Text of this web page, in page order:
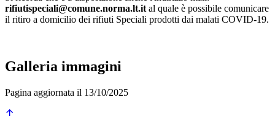
rifiutispeciali@comune.norma.lt.it al quale è possibile comunicare
il ritiro a domicilio dei rifiuti Speciali prodotti dai malati COVID-19.
Galleria immagini
Pagina aggiornata il 13/10/2025